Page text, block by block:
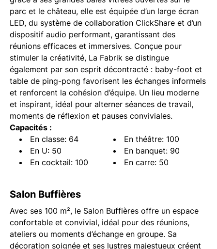
parc et le château, elle est équipée d’un large écran
LED, du système de collaboration ClickShare et d’un
dispositif audio performant, garantissant des
réunions efficaces et immersives. Conçue pour
stimuler la créativité, La Fabrik se distingue
également par son esprit décontracté : baby-foot et
table de ping-pong favorisent les échanges informels
et renforcent la cohésion d’équipe. Un lieu moderne
et inspirant, idéal pour alterner séances de travail,
moments de réflexion et pauses conviviales.
Capacités :
En classe: 64
En théâtre: 100
En U: 50
En banquet: 90
En cocktail: 100
En carre: 50
Salon Buffières
Avec ses 100 m², le Salon Buffières offre un espace
confortable et convivial, idéal pour des réunions,
ateliers ou moments d’échange en groupe. Sa
décoration soignée et ses lustres majestueux créent